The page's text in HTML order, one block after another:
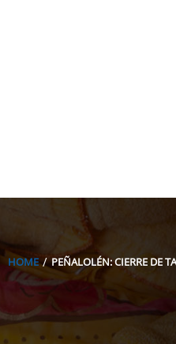
HOME PEÑALOLÉN: CIERRE DE